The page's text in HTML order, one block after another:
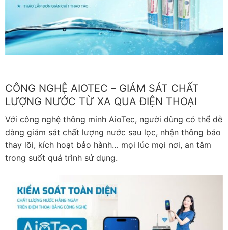
CÔNG NGHỆ AIOTEC – GIÁM SÁT CHẤT
LƯỢNG NƯỚC TỪ XA QUA ĐIỆN THOẠI
Với công nghệ thông minh AioTec, người dùng có thể dễ
dàng giám sát chất lượng nước sau lọc, nhận thông báo
thay lõi, kích hoạt bảo hành… mọi lúc mọi nơi, an tâm
trong suốt quá trình sử dụng.